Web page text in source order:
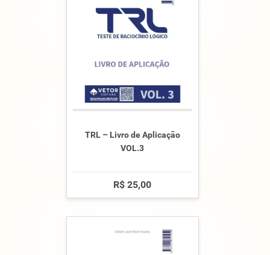
TRL – Livro de Aplicação
VOL.3
R$ 25,00